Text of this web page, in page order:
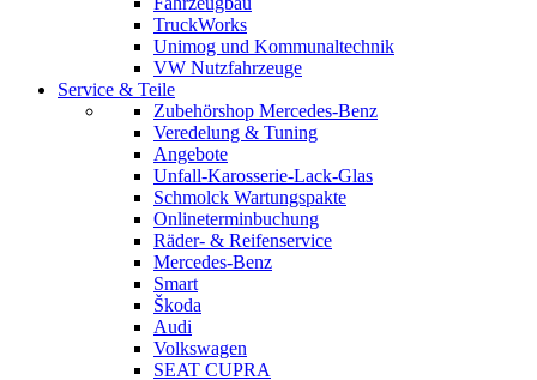
TruckWorks
Unimog und Kommunaltechnik
VW Nutzfahrzeuge
Service & Teile
Zubehörshop Mercedes-Benz
Veredelung & Tuning
Angebote
Unfall-Karosserie-Lack-Glas
Schmolck Wartungspakte
Onlineterminbuchung
Räder- & Reifenservice
Mercedes-Benz
Smart
Škoda
Audi
Volkswagen
SEAT CUPRA